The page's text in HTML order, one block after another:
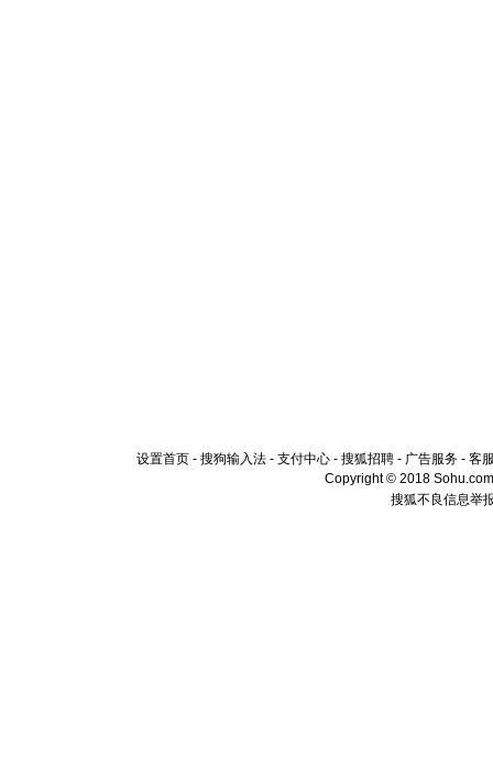
设置首页 - 搜狗输入法 - 支付中心 - 搜狐招聘 - 广告服务 - 客
Copyright © 2018
搜狐不良信息举